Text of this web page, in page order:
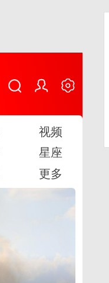
视频
星座
更多